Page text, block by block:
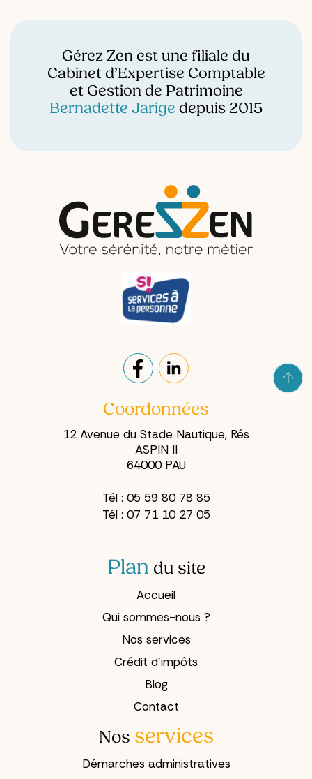
main suffit à
soulager. Mais
quand cette aide
s'installe dans la
durée, elle change
qu'on ne sait pas
trop par où
commencer. Les
formulaires, les
relances, les délais
quelqu'un d'autre
suscite souvent une
réaction instinctive :
« Mes affaires,
c'est moi qui m'en
Gérez Zen est une filiale du
Cabinet d’Expertise Comptable
et Gestion de Patrimoine
Bernadette Jarige depuis 2015
Coordonnées
12 Avenue du Stade Nautique, Rés
ASPIN II
64000 PAU
Tél : 05 59 80 78 85
Tél : 07 71 10 27 05
Nos services
Démarches administratives
Plan du site
Accueil
Qui sommes-nous ?
Nos services
Crédit d’impôts
Blog
Contact